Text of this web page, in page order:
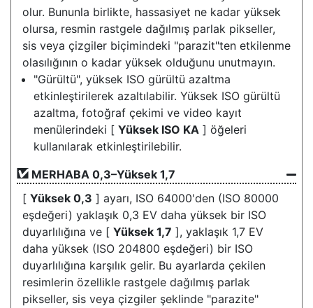
olur. Bununla birlikte, hassasiyet ne kadar yüksek
olursa, resmin rastgele dağılmış parlak pikseller,
sis veya çizgiler biçimindeki "parazit"ten etkilenme
olasılığının o kadar yüksek olduğunu unutmayın.
"Gürültü", yüksek ISO gürültü azaltma
etkinleştirilerek azaltılabilir. Yüksek ISO gürültü
azaltma, fotoğraf çekimi ve video kayıt
menülerindeki [ Yüksek ISO KA ] öğeleri
kullanılarak etkinleştirilebilir.
MERHABA 0,3–Yüksek 1,7
[ Yüksek 0,3 ] ayarı, ISO 64000'den (ISO 80000
eşdeğeri) yaklaşık 0,3 EV daha yüksek bir ISO
duyarlılığına ve [ Yüksek 1,7 ], yaklaşık 1,7 EV
daha yüksek (ISO 204800 eşdeğeri) bir ISO
duyarlılığına karşılık gelir. Bu ayarlarda çekilen
resimlerin özellikle rastgele dağılmış parlak
pikseller, sis veya çizgiler şeklinde "parazite"